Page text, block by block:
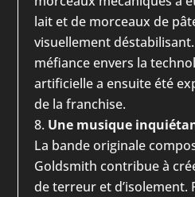
lait et de morceaux de
visuellement
méfiance envers la
artificielle a ensuite été
de la franchise.
Une musique
La bande originale
Goldsmith contribue à
de terreur et d’isolement.